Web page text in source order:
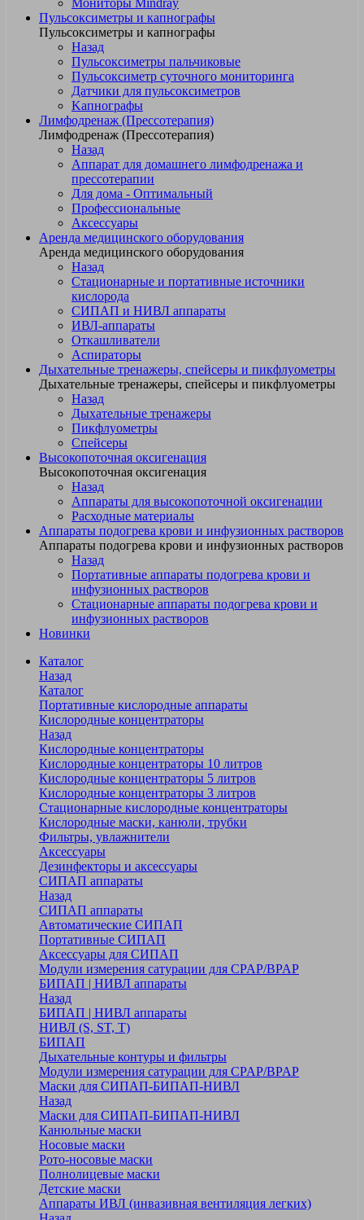
Мониторы Mindray
Пульсоксиметры и капнографы
Пульсоксиметры и капнографы
Назад
Пульсоксиметры пальчиковые
Пульсоксиметр суточного мониторинга
Датчики для пульсоксиметров
Kапнографы
Лимфодренаж (Прессотерапия)
Лимфодренаж (Прессотерапия)
Назад
Аппарат для домашнего лимфодренажа и
прессотерапии
Для дома - Оптимальный
Профессиональные
Аксессуары
Аренда медицинского оборудования
Аренда медицинского оборудования
Назад
Стационарные и портативные источники
кислорода
СИПАП и НИВЛ аппараты
ИВЛ-аппараты
Откашливатели
Аспираторы
Дыхательные тренажеры, спейсеры и пикфлуометры
Дыхательные тренажеры, спейсеры и пикфлуометры
Назад
Дыхательные тренажеры
Пикфлуометры
Спейсеры
Высокопоточная оксигенация
Высокопоточная оксигенация
Назад
Аппараты для высокопоточной оксигенации
Расходные материалы
Аппараты подогрева крови и инфузионных растворов
Аппараты подогрева крови и инфузионных растворов
Назад
Портативные аппараты подогрева крови и
инфузионных растворов
Стационарные аппараты подогрева крови и
инфузионных растворов
Новинки
Каталог
Назад
Каталог
Портативные кислородные аппараты
Кислородные концентраторы
Назад
Кислородные концентраторы
Кислородные концентраторы 10 литров
Кислородные концентраторы 5 литров
Кислородные концентраторы 3 литров
Стационарные кислородные концентраторы
Кислородные маски, канюли, трубки
Фильтры, увлажнители
Аксессуары
Дезинфекторы и аксессуары
СИПАП аппараты
Назад
СИПАП аппараты
Автоматические СИПАП
Портативные СИПАП
Аксессуары для СИПАП
Модули измерения сатурации для CPAP/BPAP
БИПАП | НИВЛ аппараты
Назад
БИПАП | НИВЛ аппараты
НИВЛ (S, ST, T)
БИПАП
Дыхательные контуры и фильтры
Модули измерения сатурации для CPAP/BPAP
Маски для СИПАП-БИПАП-НИВЛ
Назад
Маски для СИПАП-БИПАП-НИВЛ
Канюльные маски
Носовые маски
Рото-носовые маски
Полнолицевые маски
Детские маски
Аппараты ИВЛ (инвазивная вентиляция легких)